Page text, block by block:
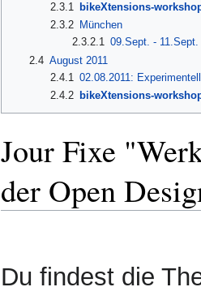
2.3.1 bikeXtensions-
2.3.2 München
2.3.2.1 09.Sept. - 11.Sept.
2.4 August 2011
2.4.1
02.08.2011:
2.4.2 bikeXtensions-
Jour Fixe
der Open
Du findest die